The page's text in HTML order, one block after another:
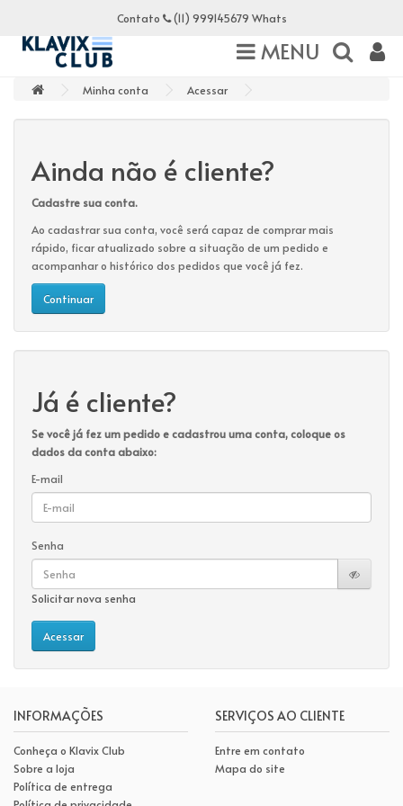
Contato (11) 999145679 Whats
MENU
Minha conta Acessar
Ainda não é cliente?
Cadastre sua conta.
Ao cadastrar sua conta, você será capaz de comprar mais
rápido, ficar atualizado sobre a situação de um pedido e
acompanhar o histórico dos pedidos que você já fez.
Continuar
Já é cliente?
Se você já fez um pedido e cadastrou uma conta, coloque os
dados da conta abaixo:
E-mail
Senha
Solicitar nova senha
INFORMAÇÕES
Conheça o Klavix Club
Sobre a loja
Política de entrega
SERVIÇOS AO CLIENTE
Entre em contato
Mapa do site